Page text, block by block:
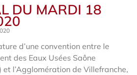
DU MARDI 18
d’une convention entre le
des Eaux Usées Saône
et l’Agglomération de Villefranche,